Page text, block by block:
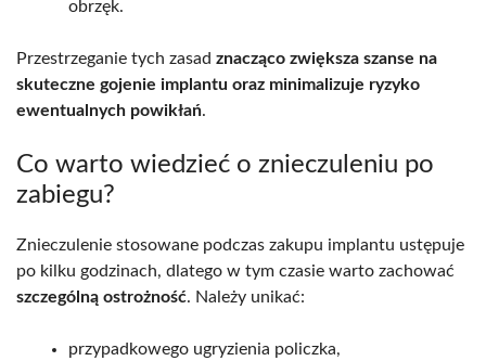
obrzęk.
Przestrzeganie tych zasad znacząco zwiększa szanse na
skuteczne gojenie implantu oraz minimalizuje ryzyko
ewentualnych powikłań.
Co warto wiedzieć o znieczuleniu po
zabiegu?
Znieczulenie stosowane podczas zakupu implantu ustępuje
po kilku godzinach, dlatego w tym czasie warto zachować
szczególną ostrożność. Należy unikać:
przypadkowego ugryzienia policzka,